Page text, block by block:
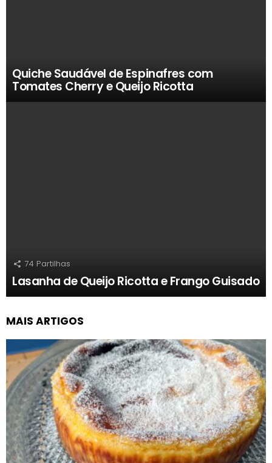
Quiche Saudável de Espinafres com
Tomates Cherry e Queijo Ricotta
74 Partilhas
Lasanha de Queijo Ricotta e Frango Guisado
MAIS ARTIGOS